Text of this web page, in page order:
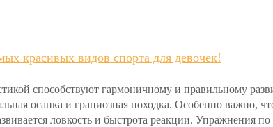
красивых видов спорта для девочек!
способствуют гармоничному и правильному
осанка и грациозная походка. Особенно важно,
ловкость и быстрота реакции. Упражнения